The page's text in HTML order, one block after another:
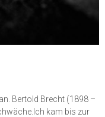
Bertold Brecht (1898 –
kam bis zur